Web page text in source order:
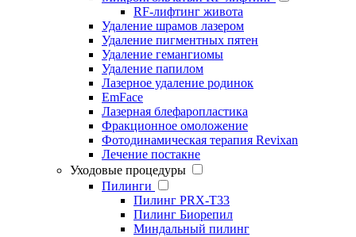
RF-лифтинг живота
Удаление шрамов лазером
Удаление пигментных пятен
Удаление гемангиомы
Удаление папилом
Лазерное удаление родинок
EmFace
Лазерная блефаропластика
Фракционное омоложение
Фотодинамическая терапия Revixan
Лечение постакне
Уходовые процедуры
Пилинги
Пилинг PRX-T33
Пилинг Биорепил
Миндальный пилинг